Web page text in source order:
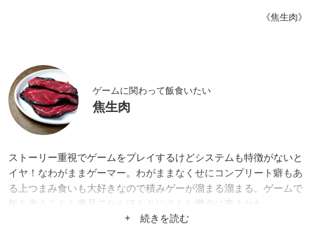
《焦生肉》
ゲームに関わって飯食いたい
焦生肉
ストーリー重視でゲームをプレイするけどシステムも特徴がないと
イヤ！なわがままゲーマー。わがままなくせにコンプリート癖もあ
る上つまみ食いも大好きなので積みゲーが溜まる溜まる。ゲームで
飯を食うことを夢見てたらほんとにそんな機会に恵まれた。
+ 続きを読む